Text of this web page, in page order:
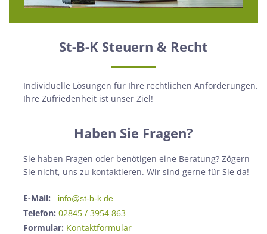
St-B-K Steuern & Recht
Individuelle Lösungen für Ihre rechtlichen Anforderungen.
Ihre Zufriedenheit ist unser Ziel!
Haben Sie Fragen?
Sie haben Fragen oder benötigen eine Beratung? Zögern
Sie nicht, uns zu kontaktieren. Wir sind gerne für Sie da!
E-Mail: info@st-b-k.de
Telefon: 02845 / 3954 863
Formular: Kontaktformular